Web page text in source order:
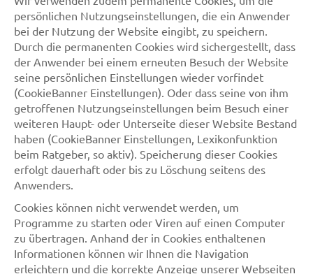
persönlichen Nutzungseinstellungen, die ein Anwender
bei der Nutzung der Website eingibt, zu speichern.
Durch die permanenten Cookies wird sichergestellt, dass
der Anwender bei einem erneuten Besuch der Website
seine persönlichen Einstellungen wieder vorfindet
(CookieBanner Einstellungen). Oder dass seine von ihm
getroffenen Nutzungseinstellungen beim Besuch einer
weiteren Haupt- oder Unterseite dieser Website Bestand
haben (CookieBanner Einstellungen, Lexikonfunktion
beim Ratgeber, so aktiv). Speicherung dieser Cookies
erfolgt dauerhaft oder bis zu Löschung seitens des
Anwenders.
Cookies können nicht verwendet werden, um
Programme zu starten oder Viren auf einen Computer
zu übertragen. Anhand der in Cookies enthaltenen
Informationen können wir Ihnen die Navigation
erleichtern und die korrekte Anzeige unserer Webseiten